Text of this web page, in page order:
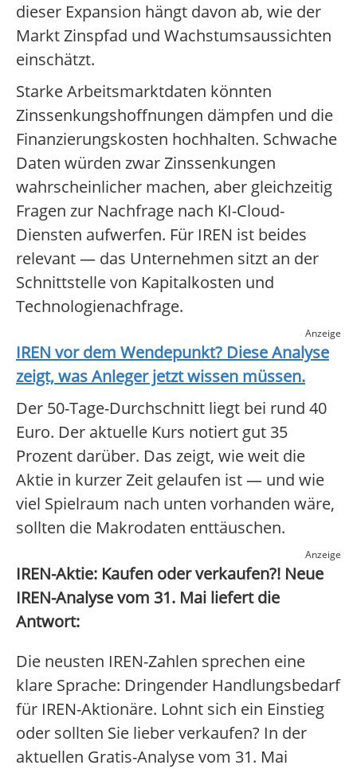
dieser Expansion hängt davon ab, wie der
Markt Zinspfad und Wachstumsaussichten
einschätzt.
Starke Arbeitsmarktdaten könnten
Zinssenkungshoffnungen dämpfen und die
Finanzierungskosten hochhalten. Schwache
Daten würden zwar Zinssenkungen
wahrscheinlicher machen, aber gleichzeitig
Fragen zur Nachfrage nach KI-Cloud-
Diensten aufwerfen. Für IREN ist beides
relevant — das Unternehmen sitzt an der
Schnittstelle von Kapitalkosten und
Technologienachfrage.
Anzeige
IREN vor dem Wendepunkt? Diese Analyse
zeigt, was Anleger jetzt wissen müssen.
Der 50-Tage-Durchschnitt liegt bei rund 40
Euro. Der aktuelle Kurs notiert gut 35
Prozent darüber. Das zeigt, wie weit die
Aktie in kurzer Zeit gelaufen ist — und wie
viel Spielraum nach unten vorhanden wäre,
sollten die Makrodaten enttäuschen.
Anzeige
IREN-Aktie: Kaufen oder verkaufen?! Neue
IREN-Analyse vom 31. Mai liefert die
Antwort:
Die neusten IREN-Zahlen sprechen eine
klare Sprache: Dringender Handlungsbedarf
für IREN-Aktionäre. Lohnt sich ein Einstieg
oder sollten Sie lieber verkaufen? In der
aktuellen Gratis-Analyse vom 31. Mai